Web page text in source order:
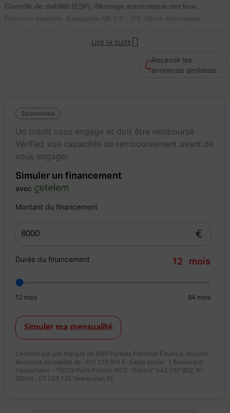
Contrôle de stabilité (ESP), Allumage automatique des feux,
Direction assistée, Banquette AR 1/3 - 2/3, Vitres électriques,
Puissance réelle
Lire la suite 
Recevoir les
annonces similaires
Sponsorisé
Un crédit vous engage et doit être remboursé.
Vérifiez vos capacités de remboursement avant de
vous engager.
Simuler un financement
avec
Montant du financement
€
Durée du financement 12 mois
12 mois 84 mois
Simuler ma mensualité
Cetelem est une marque de BNP Paribas Personal Finance, Société
Anonyme au capital de : 617 279 915 €. Siège social : 1 Boulevard
Haussmann - 75009 Paris France. RCS : Paris n° 542 097 902. N°
ORIAS : 07 023 128 (www.orias.fr).